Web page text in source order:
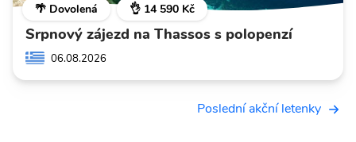
🌴 Dovolená 👌 14 590 Kč
Srpnový zájezd na Thassos s polopenzí
06.08.2026
Poslední akční letenky